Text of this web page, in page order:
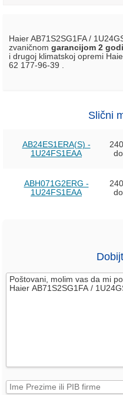
Haier AB71S2SG1FA /
zvaničnom garancijom 2
i drugoj klimatskoj opremi
62 177-96-39 .
Slični
AB24ES1ERA(S) -
1U24FS1EAA
ABH071G2ERG -
1U24FS1EAA